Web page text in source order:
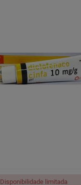
Disponibilidade limitada